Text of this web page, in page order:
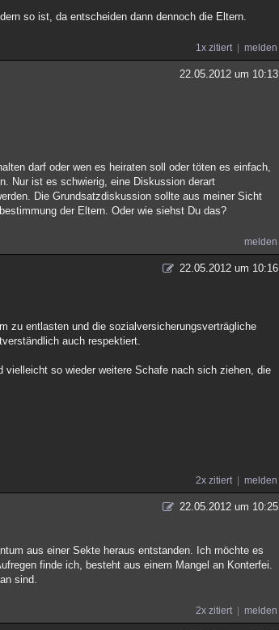
so ist, da entscheiden dann dennoch die Eltern.
1x zitiert melden
22.05.2012 um 10:13
darf oder wen es heiraten soll oder töten es einfach,
Nur ist es schwierig, eine Diskussion derart
Die Grundsatzdiskussion sollte aus meiner Sicht
der Eltern. Oder wie siehst Du das?
melden
22.05.2012 um 10:16
zu entlasten und die sozialversicherungsverträgliche
auch respektiert.
so wieder weitere Schafe nach sich ziehen, die
2x zitiert melden
22.05.2012 um 10:25
aus einer Sekte heraus entstanden. Ich möchte es
finde ich, besteht aus einem Mangel an Konterfei.
sind.
2x zitiert melden